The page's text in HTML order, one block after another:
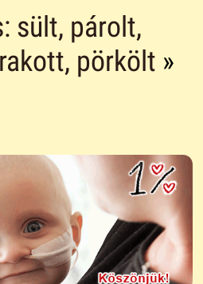
sült, párolt,
pörkölt »